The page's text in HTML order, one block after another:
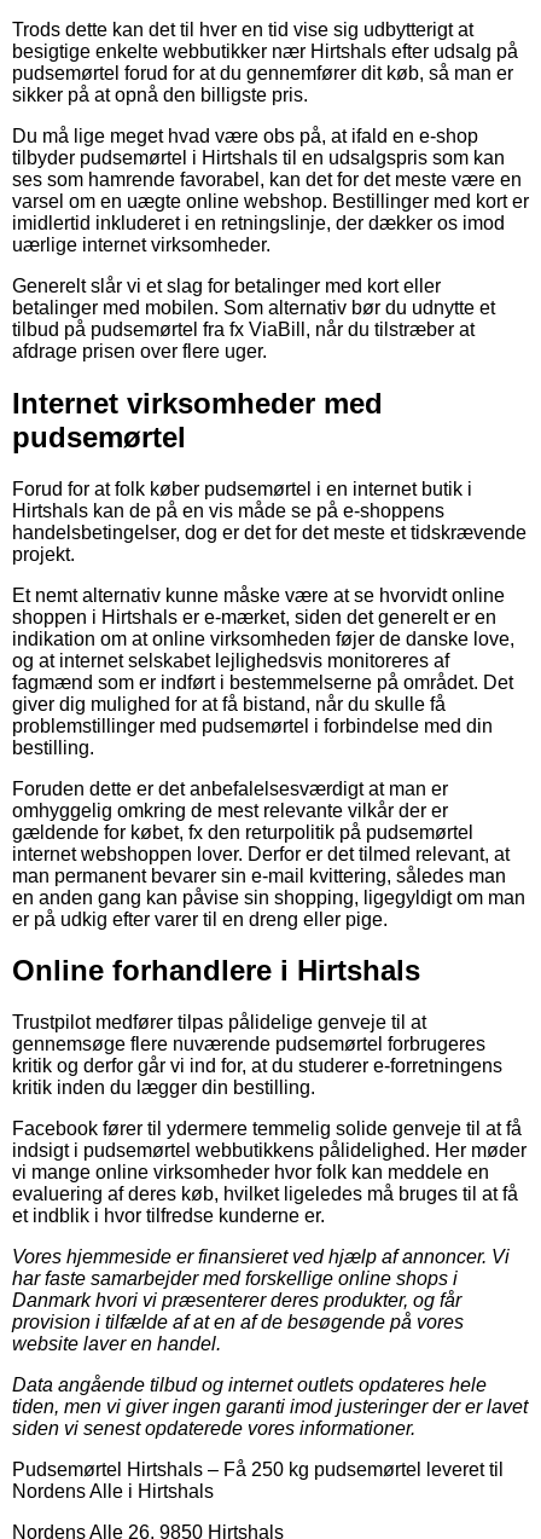
Trods dette kan det til hver en tid vise sig udbytterigt at
besigtige enkelte webbutikker nær Hirtshals efter udsalg på
pudsemørtel forud for at du gennemfører dit køb, så man er
sikker på at opnå den billigste pris.
Du må lige meget hvad være obs på, at ifald en e-shop
tilbyder pudsemørtel i Hirtshals til en udsalgspris som kan
ses som hamrende favorabel, kan det for det meste være en
varsel om en uægte online webshop. Bestillinger med kort er
imidlertid inkluderet i en retningslinje, der dækker os imod
uærlige internet virksomheder.
Generelt slår vi et slag for betalinger med kort eller
betalinger med mobilen. Som alternativ bør du udnytte et
tilbud på pudsemørtel fra fx ViaBill, når du tilstræber at
afdrage prisen over flere uger.
Internet virksomheder med
pudsemørtel
Forud for at folk køber pudsemørtel i en internet butik i
Hirtshals kan de på en vis måde se på e-shoppens
handelsbetingelser, dog er det for det meste et tidskrævende
projekt.
Et nemt alternativ kunne måske være at se hvorvidt online
shoppen i Hirtshals er e-mærket, siden det generelt er en
indikation om at online virksomheden føjer de danske love,
og at internet selskabet lejlighedsvis monitoreres af
fagmænd som er indført i bestemmelserne på området. Det
giver dig mulighed for at få bistand, når du skulle få
problemstillinger med pudsemørtel i forbindelse med din
bestilling.
Foruden dette er det anbefalelsesværdigt at man er
omhyggelig omkring de mest relevante vilkår der er
gældende for købet, fx den returpolitik på pudsemørtel
internet webshoppen lover. Derfor er det tilmed relevant, at
man permanent bevarer sin e-mail kvittering, således man
en anden gang kan påvise sin shopping, ligegyldigt om man
er på udkig efter varer til en dreng eller pige.
Online forhandlere i Hirtshals
Trustpilot medfører tilpas pålidelige genveje til at
gennemsøge flere nuværende pudsemørtel forbrugeres
kritik og derfor går vi ind for, at du studerer e-forretningens
kritik inden du lægger din bestilling.
Facebook fører til ydermere temmelig solide genveje til at få
indsigt i pudsemørtel webbutikkens pålidelighed. Her møder
vi mange online virksomheder hvor folk kan meddele en
evaluering af deres køb, hvilket ligeledes må bruges til at få
et indblik i hvor tilfredse kunderne er.
Vores hjemmeside er finansieret ved hjælp af annoncer. Vi
har faste samarbejder med forskellige online shops i
Danmark hvori vi præsenterer deres produkter, og får
provision i tilfælde af at en af de besøgende på vores
website laver en handel.
Data angående tilbud og internet outlets opdateres hele
tiden, men vi giver ingen garanti imod justeringer der er lavet
siden vi senest opdaterede vores informationer.
Pudsemørtel Hirtshals – Få 250 kg pudsemørtel leveret til
Nordens Alle i Hirtshals
Nordens Alle 26, 9850 Hirtshals